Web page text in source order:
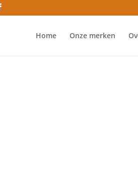
Home Onze merken